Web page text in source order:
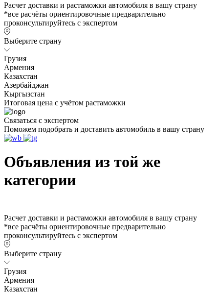
Расчет доставки и растаможки автомобиля в вашу страну
*все расчёты ориентировочные предварительно
проконсультируйтесь с экспертом
Выберите страну
Грузия
Армения
Казахстан
Азербайджан
Кыргызстан
Итоговая цена с учётом растаможки
Связаться с экспертом
Поможем подобрать и доставить автомобиль в вашу страну
Объявления из той же
категории
Расчет доставки и растаможки автомобиля в вашу страну
*все расчёты ориентировочные предварительно
проконсультируйтесь с экспертом
Выберите страну
Грузия
Армения
Казахстан